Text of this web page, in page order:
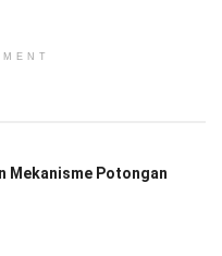
Mekanisme Potongan